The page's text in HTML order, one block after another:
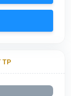
ТР